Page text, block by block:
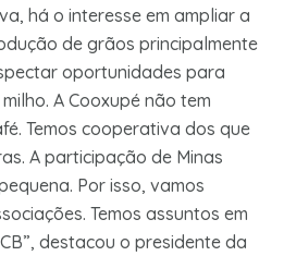
há o interesse em ampliar a
de grãos principalmente
oportunidades para
A Cooxupé não tem
Temos cooperativa dos que
A participação de Minas
Por isso, vamos
Temos assuntos em
destacou o presidente da